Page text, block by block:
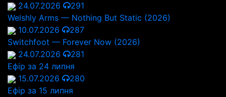
24.07.2026
291
Welshly Arms — Nothing But Static (2026)
10.07.2026
287
Switchfoot — Forever Now (2026)
24.07.2026
281
Ефір за 24 липня
15.07.2026
280
Ефір за 15 липня